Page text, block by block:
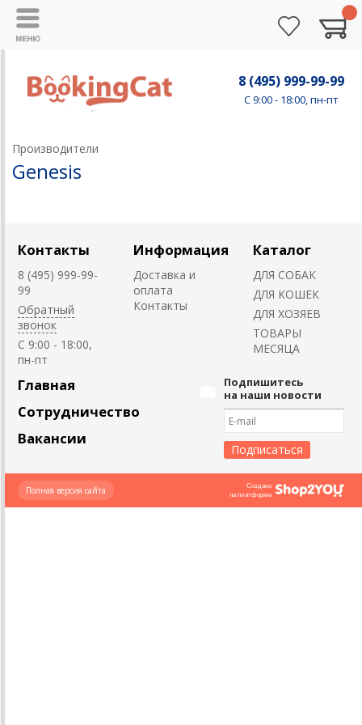
8 (495) 999-99-99
C 9:00 - 18:00, пн-пт
Производители
Genesis
Контакты
8 (495) 999-99-
99
Обратный
звонок
C 9:00 - 18:00,
пн-пт
Информация
Доставка и
оплата
Контакты
Каталог
ДЛЯ СОБАК
ДЛЯ КОШЕК
ДЛЯ ХОЗЯЕВ
ТОВАРЫ
МЕСЯЦА
Главная
Сотрудничество
Вакансии
Подпишитесь
на наши новости
Создано
на платформе
Полная версия сайта